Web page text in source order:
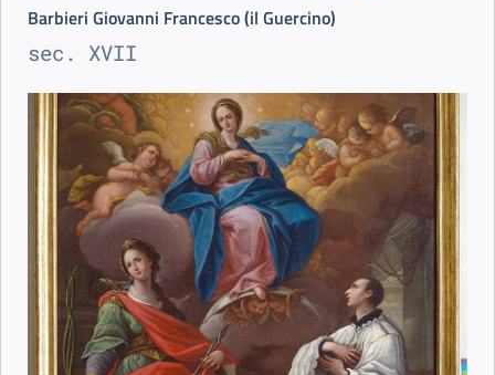
Barbieri Giovanni Francesco (il Guercino)
sec. XVII